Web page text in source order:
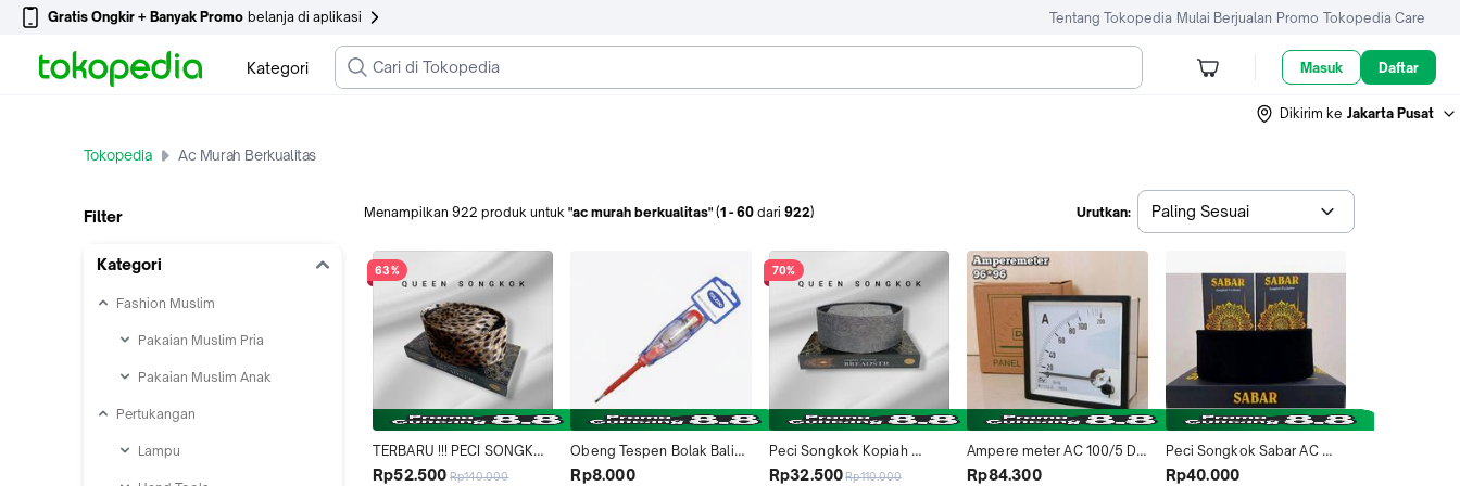
Gratis Ongkir + Banyak Promo belanja di aplikasi Tentang Tokopedia Mulai Berjualan Promo Tokopedia Care
Kategori Masuk Daftar
Dikirim ke Jakarta Pusat
Tokopedia Ac Murah Berkualitas
Filter
Kategori
Fashion Muslim
Pakaian Muslim Pria
Pakaian Muslim Anak
Pertukangan
Lampu
Menampilkan 922 produk untuk "ac murah berkualitas" (1 -60 dari 922) Urutkan: Paling Sesuai
63%
TERBARU !!! PECI SONGKOK
KOPIAH MOTIF BULU
Rp52.500 Rp140.000
Obeng Tespen Bolak Balik
TOLEDO (100-500v) Obeng
Rp8.000
70%
Peci Songkok Kopiah
Terbaru merk BREADSTR
Rp32.500Rp110.000
Ampere meter AC 100/5 DV
96x96 Amperemeter
Rp84.300
Peci Songkok Sabar AC
tinggi 7,8,9,10,11 Peci
Rp40.000